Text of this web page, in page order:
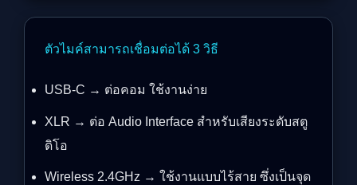
ตัวไมค์สามารถเชื่อมต่อได้ 3 วิธี
USB-C → ต่อคอม ใช้งานง่าย
XLR → ต่อ Audio Interface สำหรับเสียงระดับสตู
ดิโอ
Wireless 2.4GHz → ใช้งานแบบไร้สาย ซึ่งเป็นจุด